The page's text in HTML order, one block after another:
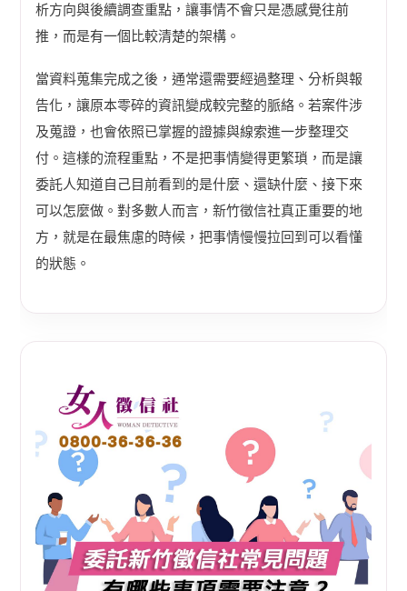
析方向與後續調查重點，讓事情不會只是憑感覺往前
推，而是有一個比較清楚的架構。
當資料蒐集完成之後，通常還需要經過整理、分析與報
告化，讓原本零碎的資訊變成較完整的脈絡。若案件涉
及蒐證，也會依照已掌握的證據與線索進一步整理交
付。這樣的流程重點，不是把事情變得更繁瑣，而是讓
委託人知道自己目前看到的是什麼、還缺什麼、接下來
可以怎麼做。對多數人而言，新竹徵信社真正重要的地
方，就是在最焦慮的時候，把事情慢慢拉回到可以看懂
的狀態。